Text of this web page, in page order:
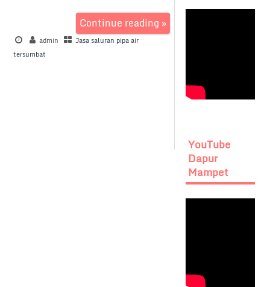
Continue reading »
admin
Jasa saluran pipa air
tersumbat
YouTube
Dapur
Mampet